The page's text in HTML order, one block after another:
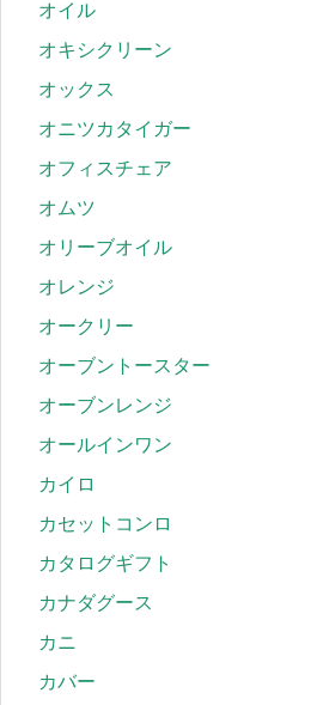
オイル
オキシクリーン
オックス
オニツカタイガー
オフィスチェア
オムツ
オリーブオイル
オレンジ
オークリー
オーブントースター
オーブンレンジ
オールインワン
カイロ
カセットコンロ
カタログギフト
カナダグース
カニ
カバー